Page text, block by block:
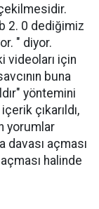
2. 0 dediğimiz
" diyor.
videoları için
buna
yöntemini
çıkarıldı,
yorumlar
açması
halinde